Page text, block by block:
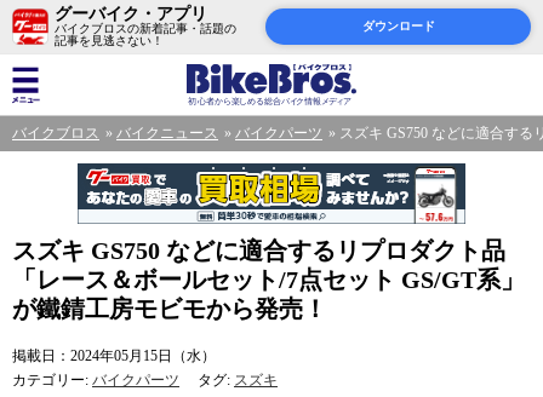
グーバイク・アプリ
バイクブロスの新着記事・話題の
記事を見逃さない！
ダウンロード
バイクブロス バイクニュース バイクパーツ スズキ GS750 などに適合す
スズキ GS750 などに適合するリプロダクト品
「レース＆ボールセット/7点セット GS/GT系」
が鐵錆工房モビモから発売！
掲載日：2024年05月15日（水）
カテゴリー: バイクパーツ タグ: スズキ